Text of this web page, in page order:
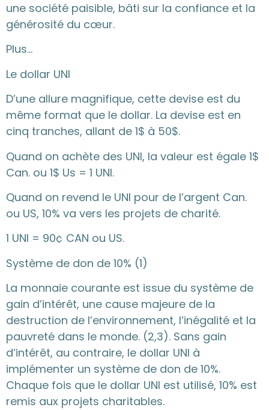
une société paisible, bâti sur la confiance et la
générosité du cœur.
Plus…
Le dollar UNI
D’une allure magnifique, cette devise est du
même format que le dollar. La devise est en
cinq tranches, allant de 1$ à 50$.
Quand on achète des UNI, la valeur est égale 1$
Can. ou 1$ Us = 1 UNI.
Quand on revend le UNI pour de l’argent Can.
ou US, 10% va vers les projets de charité.
1 UNI = 90¢ CAN ou US.
Système de don de 10% (1)
La monnaie courante est issue du système de
gain d’intérêt, une cause majeure de la
destruction de l’environnement, l’inégalité et la
pauvreté dans le monde. (2,3). Sans gain
d’intérêt, au contraire, le dollar UNI à
implémenter un système de don de 10%.
Chaque fois que le dollar UNI est utilisé, 10% est
remis aux projets charitables.